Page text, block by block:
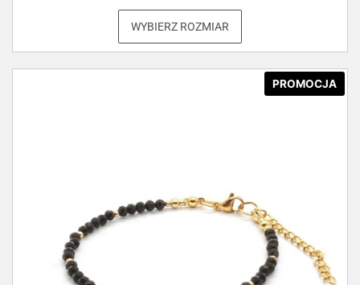
WYBIERZ ROZMIAR
PROMOCJA